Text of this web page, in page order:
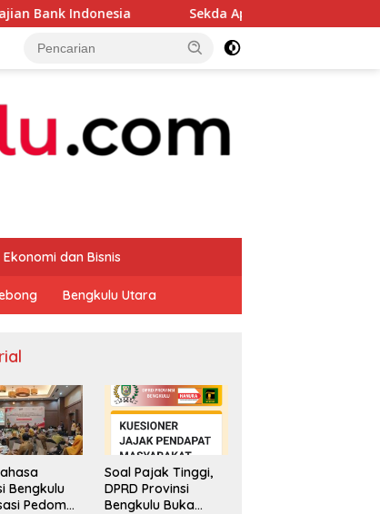
Sekda Apresiasi Inspektorat Provinsi
Ekonomi dan Bisnis
Bengkulu Utara
Bengkulu
Pedoman
Soal Pajak Tinggi,
DPRD Provinsi
Bengkulu Buka